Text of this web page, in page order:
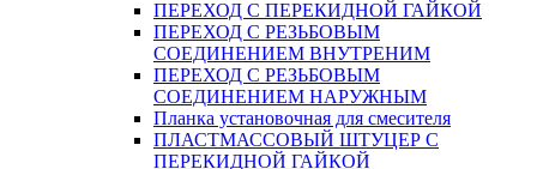
ПЕРЕХОД С ПЕРЕКИДНОЙ ГАЙКОЙ
ПЕРЕХОД С РЕЗЬБОВЫМ
СОЕДИНЕНИЕМ ВНУТРЕНИМ
ПЕРЕХОД С РЕЗЬБОВЫМ
СОЕДИНЕНИЕМ НАРУЖНЫМ
Планка установочная для смесителя
ПЛАСТМАССОВЫЙ ШТУЦЕР С
ПЕРЕКИДНОЙ ГАЙКОЙ